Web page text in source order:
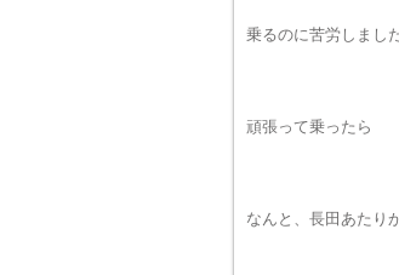
乗るのに苦労しまし
頑張って乗ったら
なんと、長田あたり